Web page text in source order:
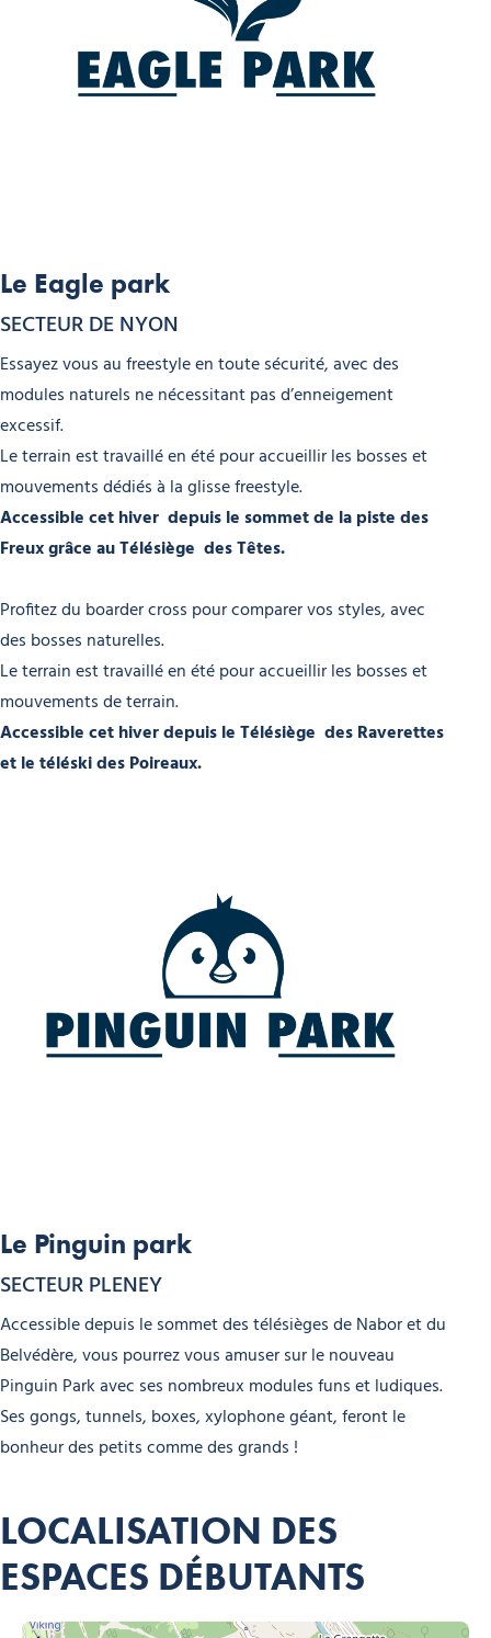
SECTEUR DE NYON
Le Eagle park
Essayez vous au freestyle en toute sécurité, avec des
modules naturels ne nécessitant pas d’enneigement
excessif.
Le terrain est travaillé en été pour accueillir les bosses et
mouvements dédiés à la glisse freestyle.
Accessible cet hiver depuis le sommet de la piste des
Freux grâce au Télésiège des Têtes.
Profitez du boarder cross pour comparer vos styles, avec
des bosses naturelles.
Le terrain est travaillé en été pour accueillir les bosses et
mouvements de terrain.
Accessible cet hiver depuis le Télésiège des Raverettes
et le téléski des Poireaux.
SECTEUR PLENEY
Le Pinguin park
Accessible depuis le sommet des télésièges de Nabor et du
Belvédère, vous pourrez vous amuser sur le nouveau
Pinguin Park avec ses nombreux modules funs et ludiques.
Ses gongs, tunnels, boxes, xylophone géant, feront le
bonheur des petits comme des grands !
LOCALISATION DES
ESPACES DÉBUTANTS